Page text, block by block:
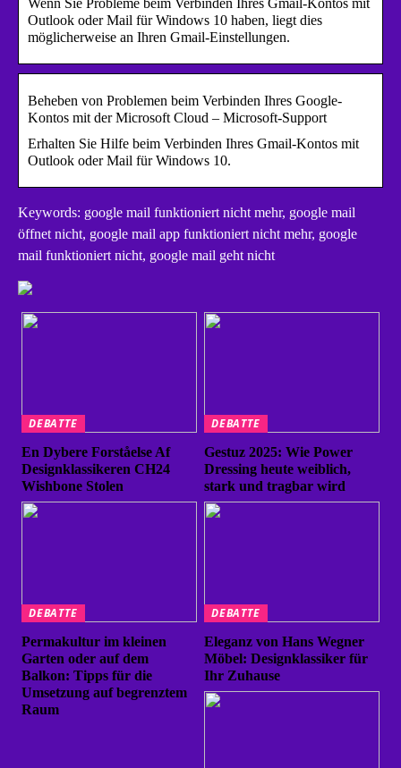
Outlook oder Mail für Windows 10 haben, liegt dies
möglicherweise an Ihren Gmail-Einstellungen.
Beheben von Problemen beim Verbinden Ihres Google-
Kontos mit der Microsoft Cloud – Microsoft-Support
Erhalten Sie Hilfe beim Verbinden Ihres Gmail-Kontos mit
Outlook oder Mail für Windows 10.
Keywords: google mail funktioniert nicht mehr, google mail
öffnet nicht, google mail app funktioniert nicht mehr, google
mail funktioniert nicht, google mail geht nicht
DEBATTE
En Dybere Forståelse Af
Designklassikeren CH24
Wishbone Stolen
DEBATTE
Gestuz 2025: Wie Power
Dressing heute weiblich,
stark und tragbar wird
DEBATTE
Permakultur im kleinen
Garten oder auf dem
Balkon: Tipps für die
Umsetzung auf begrenztem
Raum
DEBATTE
Eleganz von Hans Wegner
Möbel: Designklassiker für
Ihr Zuhause